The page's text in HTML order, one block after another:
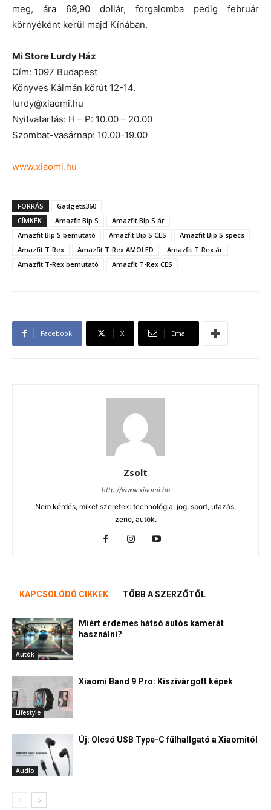
meg, ára 69,90 dollár, forgalomba pedig február
környéként kerül majd Kínában.
Mi Store Lurdy Ház
Cím: 1097 Budapest
Könyves Kálmán körút 12-14.
lurdy@xiaomi.hu
Nyitvatartás: H – P: 10.00 – 20.00
Szombat-vasárnap: 10.00-19.00
www.xiaomi.hu
FORRÁS
Gadgets360
CÍMKÉK
Amazfit Bip S
Amazfit Bip S ár
Amazfit Bip S bemutató
Amazfit Bip S CES
Amazfit Bip S specs
Amazfit T-Rex
Amazfit T-Rex AMOLED
Amazfit T-Rex ár
Amazfit T-Rex bemutató
Amazfit T-Rex CES
Facebook X Email
Zsolt
http://www.xiaomi.hu
Nem kérdés, miket szeretek: technológia, jog, sport, utazás,
zene, autók.
KAPCSOLÓDÓ CIKKEK TÖBB A SZERZŐTŐL
Autók
Miért érdemes hátsó autós kamerát
használni?
Lifestyle
Xiaomi Band 9 Pro: Kiszivárgott képek
Audio
Új: Olcsó USB Type-C fülhallgató a Xiaomitól